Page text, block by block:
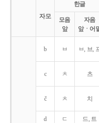
자모
한글
모음
앞
자음
앞ㆍ어
b ㅂ ㅂ, 브,
c ㅊ 츠
č ㅊ 치
d ㄷ 드, 트